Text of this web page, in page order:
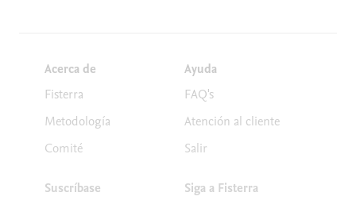
Acerca de
Fisterra
Metodología
Comité
Suscríbase
Ayuda
FAQ's
Atención al cliente
Salir
Siga a Fisterra